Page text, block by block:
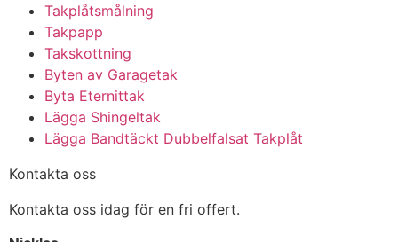
Takplåtsmålning
Takpapp
Takskottning
Byten av Garagetak
Byta Eternittak
Lägga Shingeltak
Lägga Bandtäckt Dubbelfalsat Takplåt
Kontakta oss
Kontakta oss idag för en fri offert.